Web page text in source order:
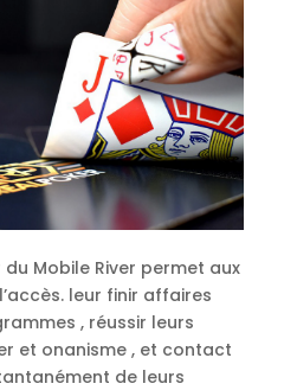
Mobile River permet aux
leur finir affaires
, réussir leurs
et onanisme , et contact
de leurs